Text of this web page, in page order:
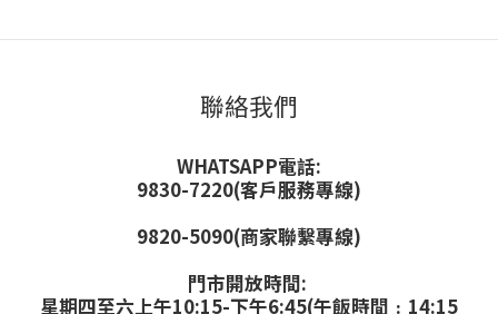
聯絡我們
WHATSAPP電話:
9830-7220(客戶服務專線)
9820-5090(商家聯繫專線)
門市開放時間:
星期四至六上午10:15-下午6:45(午飯時間﹕14:15